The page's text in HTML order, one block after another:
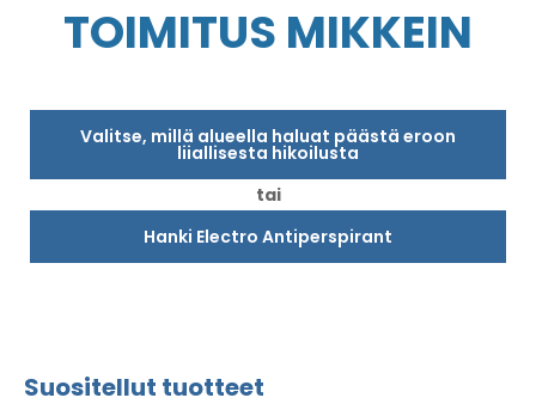
TOIMITUS MIKKEIN
Valitse, millä alueella haluat päästä eroon
liiallisesta hikoilusta
tai
Hanki Electro Antiperspirant
Suositellut tuotteet